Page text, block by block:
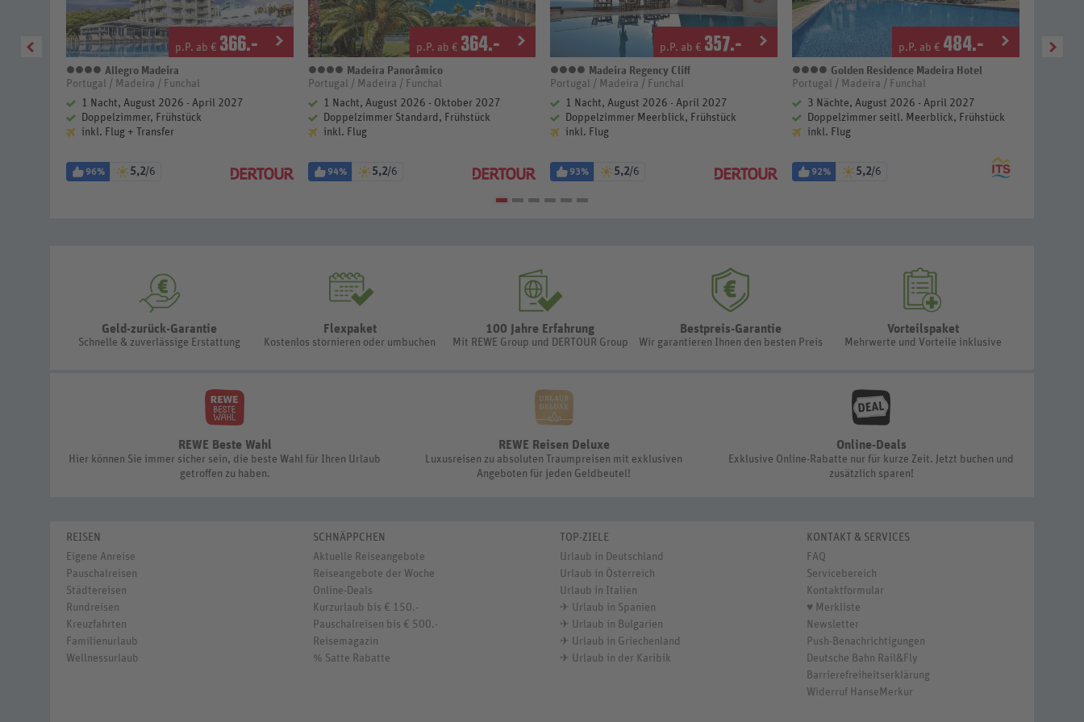
p.P. ab € 366.-
4 Sterne
Allegro Madeira
Portugal / Madeira / Funchal
1 Nacht, August 2026 - April 2027
Doppelzimmer, Frühstück
inkl. Flug + Transfer
96% 5,2/6
p.P. ab € 364.-
4 Sterne
Madeira Panorâmico
Portugal / Madeira / Funchal
1 Nacht, August 2026 - Oktober 2027
Doppelzimmer Standard, Frühstück
inkl. Flug
94% 5,2/6
p.P. ab € 357.-
4 Sterne
Madeira Regency Cliff
Portugal / Madeira / Funchal
1 Nacht, August 2026 - April 2027
Doppelzimmer Meerblick, Frühstück
inkl. Flug
93% 5,2/6
p.P. ab € 484.-
4 Sterne
Golden Residence Madeira Hotel
Portugal / Madeira / Funchal
3 Nächte, August 2026 - April 2027
Doppelzimmer seitl. Meerblick, Frühstück
inkl. Flug
92% 5,2/6
Geld-zurück-Garantie
Schnelle & zuverlässige Erstattung
Flexpaket
Kostenlos stornieren oder umbuchen
100 Jahre Erfahrung
Mit REWE Group und DERTOUR Group
Bestpreis-Garantie
Wir garantieren Ihnen den besten Preis
Vorteilspaket
Mehrwerte und Vorteile inklusive
REWE Beste Wahl
Hier können Sie immer sicher sein, die beste Wahl für Ihren Urlaub
getroffen zu haben.
REWE Reisen Deluxe
Luxusreisen zu absoluten Traumpreisen mit exklusiven
Angeboten für jeden Geldbeutel!
Online-Deals
Exklusive Online-Rabatte nur für kurze Zeit. Jetzt buchen und
zusätzlich sparen!
REISEN
Eigene Anreise
Pauschalreisen
Städtereisen
Rundreisen
Kreuzfahrten
Familienurlaub
Wellnessurlaub
SCHNÄPPCHEN
Aktuelle Reiseangebote
Reiseangebote der Woche
Online-Deals
Kurzurlaub bis € 150.-
Pauschalreisen bis € 500.-
Reisemagazin
% Satte Rabatte
TOP-ZIELE
Urlaub in Deutschland
Urlaub in Österreich
Urlaub in Italien
✈ Urlaub in Spanien
✈ Urlaub in Bulgarien
✈ Urlaub in Griechenland
✈ Urlaub in der Karibik
KONTAKT & SERVICES
FAQ
Servicebereich
Kontaktformular
♥ Merkliste
Newsletter
Push-Benachrichtigungen
Deutsche Bahn Rail&Fly
Barrierefreiheitserklärung
Widerruf HanseMerkur